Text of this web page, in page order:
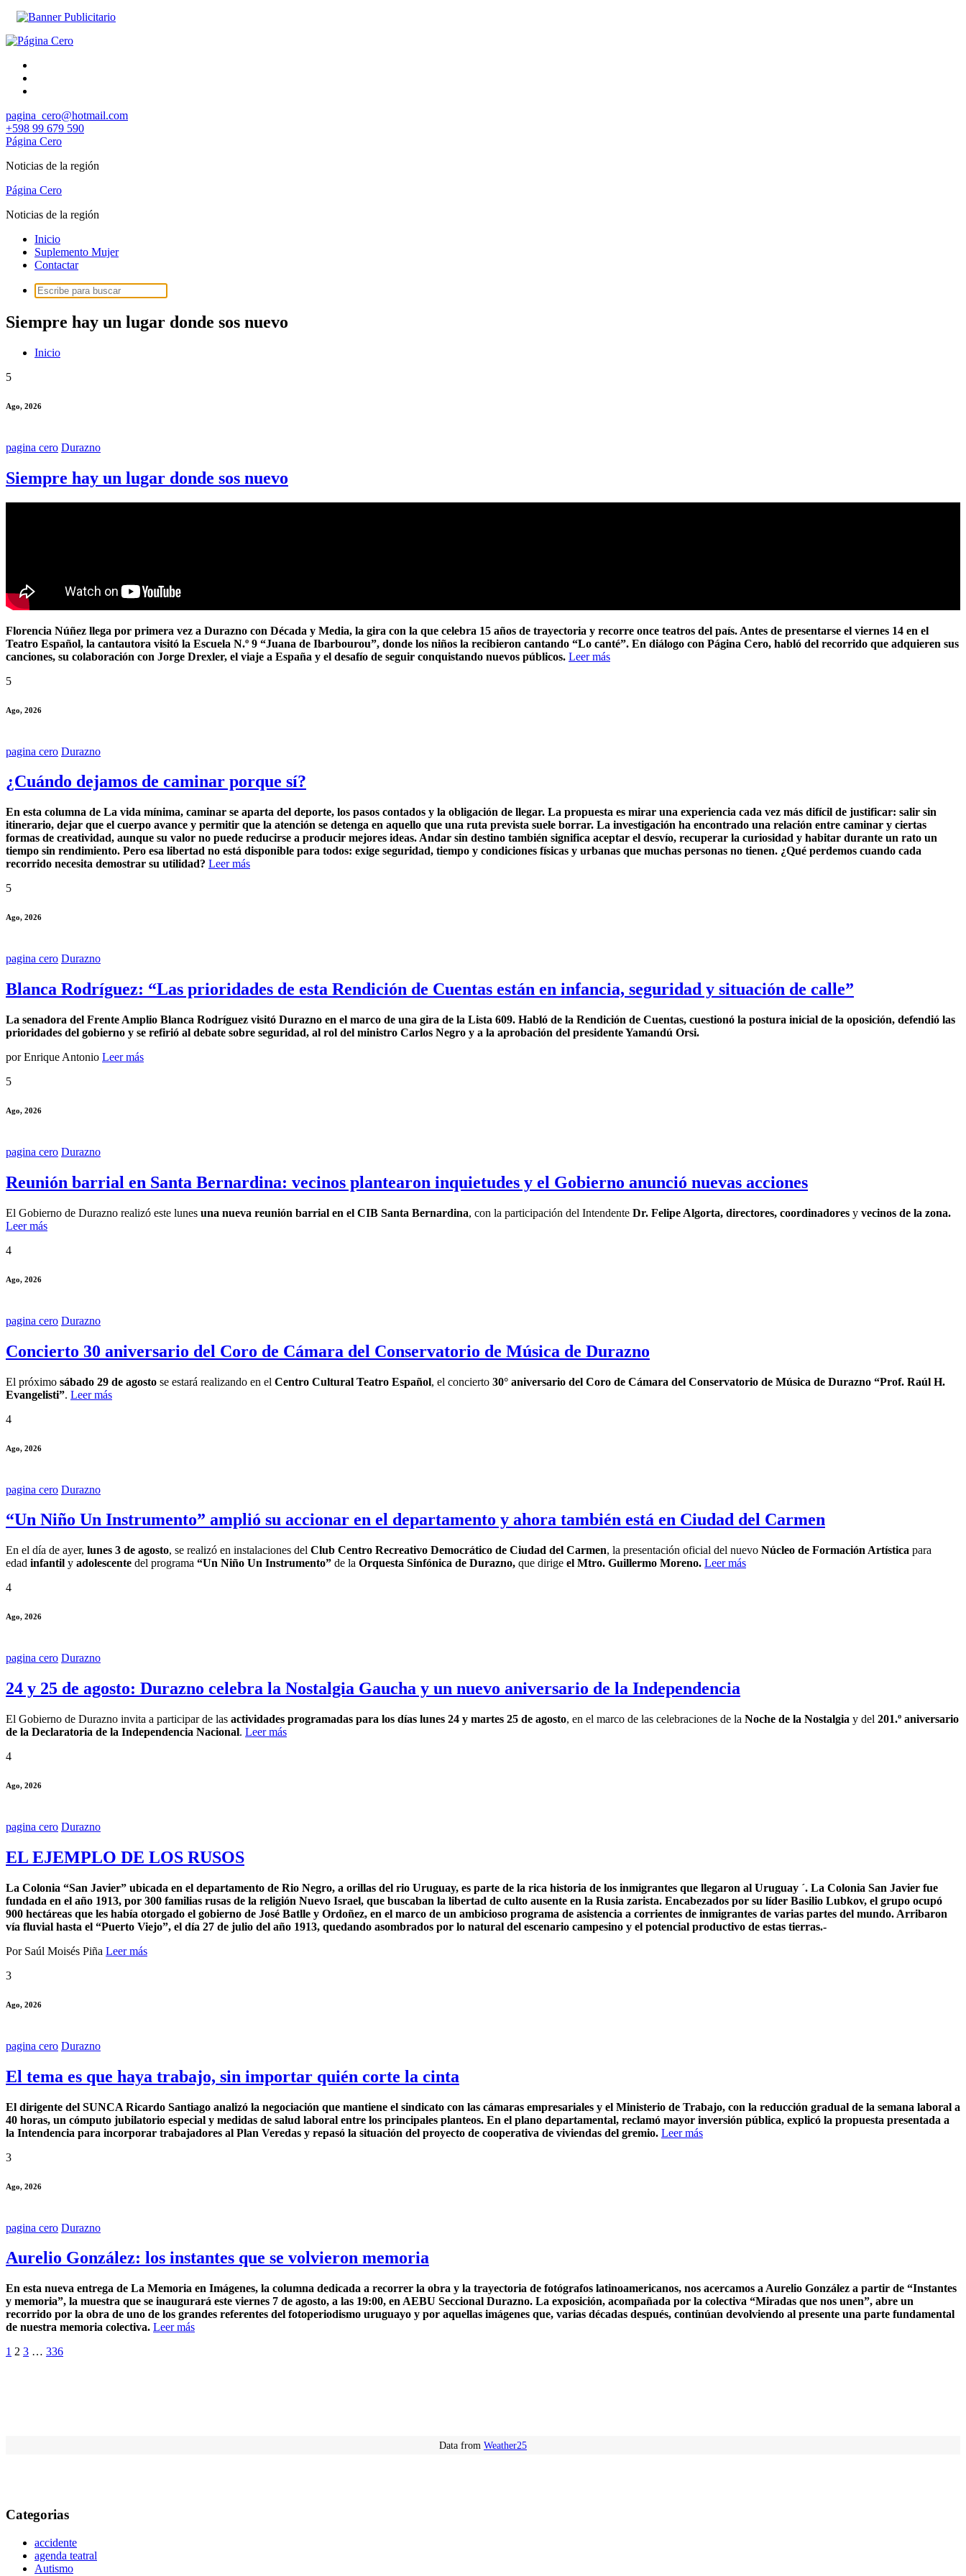
Saltar
contenido
pagina_cero@hotmail.com
+598 99 679 590
Página Cero
Noticias de la región
Página Cero
Noticias de la región
Inicio
Suplemento Mujer
Contactar
Buscar:
Siempre hay un lugar donde sos nuevo
Inicio
5
Ago, 2026
pagina cero Durazno
Siempre hay un lugar donde sos nuevo
Florencia Núñez llega por primera vez a Durazno con Década y Media, la gira con la que celebra 15 años de trayectoria y recorre once teatros del país. Antes de presentarse el viernes 14 en el
Teatro Español, la cantautora visitó la Escuela N.º 9 “Juana de Ibarbourou”, donde los niños la recibieron cantando “Lo canté”. En diálogo con Página Cero, habló del recorrido que adquieren sus
canciones, su colaboración con Jorge Drexler, el viaje a España y el desafío de seguir conquistando nuevos públicos. Leer más
5
Ago, 2026
pagina cero Durazno
¿Cuándo dejamos de caminar porque sí?
En esta columna de La vida mínima, caminar se aparta del deporte, los pasos contados y la obligación de llegar. La propuesta es mirar una experiencia cada vez más difícil de justificar: salir sin
itinerario, dejar que el cuerpo avance y permitir que la atención se detenga en aquello que una ruta prevista suele borrar. La investigación ha encontrado una relación entre caminar y ciertas
formas de creatividad, aunque su valor no puede reducirse a producir mejores ideas. Andar sin destino también significa aceptar el desvío, recuperar la curiosidad y habitar durante un rato un
tiempo sin rendimiento. Pero esa libertad no está disponible para todos: exige seguridad, tiempo y condiciones físicas y urbanas que muchas personas no tienen. ¿Qué perdemos cuando cada
recorrido necesita demostrar su utilidad? Leer más
5
Ago, 2026
pagina cero Durazno
Blanca Rodríguez: “Las prioridades de esta Rendición de Cuentas están en infancia, seguridad y situación de calle”
La senadora del Frente Amplio Blanca Rodríguez visitó Durazno en el marco de una gira de la Lista 609. Habló de la Rendición de Cuentas, cuestionó la postura inicial de la oposición, defendió las
prioridades del gobierno y se refirió al debate sobre seguridad, al rol del ministro Carlos Negro y a la aprobación del presidente Yamandú Orsi.
por Enrique Antonio Leer más
5
Ago, 2026
pagina cero Durazno
Reunión barrial en Santa Bernardina: vecinos plantearon inquietudes y el Gobierno anunció nuevas acciones
El Gobierno de Durazno realizó este lunes una nueva reunión barrial en el CIB Santa Bernardina, con la participación del Intendente Dr. Felipe Algorta, directores, coordinadores y vecinos de la zona.
Leer más
4
Ago, 2026
pagina cero Durazno
Concierto 30 aniversario del Coro de Cámara del Conservatorio de Música de Durazno
El próximo sábado 29 de agosto se estará realizando en el Centro Cultural Teatro Español, el concierto 30° aniversario del Coro de Cámara del Conservatorio de Música de Durazno “Prof. Raúl H.
Evangelisti”. Leer más
4
Ago, 2026
pagina cero Durazno
“Un Niño Un Instrumento” amplió su accionar en el departamento y ahora también está en Ciudad del Carmen
En el día de ayer, lunes 3 de agosto, se realizó en instalaciones del Club Centro Recreativo Democrático de Ciudad del Carmen, la presentación oficial del nuevo Núcleo de Formación Artística para
edad infantil y adolescente del programa “Un Niño Un Instrumento” de la Orquesta Sinfónica de Durazno, que dirige el Mtro. Guillermo Moreno. Leer más
4
Ago, 2026
pagina cero Durazno
24 y 25 de agosto: Durazno celebra la Nostalgia Gaucha y un nuevo aniversario de la Independencia
El Gobierno de Durazno invita a participar de las actividades programadas para los días lunes 24 y martes 25 de agosto, en el marco de las celebraciones de la Noche de la Nostalgia y del 201.º aniversario
de la Declaratoria de la Independencia Nacional. Leer más
4
Ago, 2026
pagina cero Durazno
EL EJEMPLO DE LOS RUSOS
La Colonia “San Javier” ubicada en el departamento de Rio Negro, a orillas del rio Uruguay, es parte de la rica historia de los inmigrantes que llegaron al Uruguay ´. La Colonia San Javier fue
fundada en el año 1913, por 300 familias rusas de la religión Nuevo Israel, que buscaban la libertad de culto ausente en la Rusia zarista. Encabezados por su líder Basilio Lubkov, el grupo ocupó
900 hectáreas que les había otorgado el gobierno de José Batlle y Ordoñez, en el marco de un ambicioso programa de asistencia a corrientes de inmigrantes de varias partes del mundo. Arribaron
vía fluvial hasta el “Puerto Viejo”, el día 27 de julio del año 1913, quedando asombrados por lo natural del escenario campesino y el potencial productivo de estas tierras.-
Por Saúl Moisés Piña Leer más
3
Ago, 2026
pagina cero Durazno
El tema es que haya trabajo, sin importar quién corte la cinta
El dirigente del SUNCA Ricardo Santiago analizó la negociación que mantiene el sindicato con las cámaras empresariales y el Ministerio de Trabajo, con la reducción gradual de la semana laboral a
40 horas, un cómputo jubilatorio especial y medidas de salud laboral entre los principales planteos. En el plano departamental, reclamó mayor inversión pública, explicó la propuesta presentada a
la Intendencia para incorporar trabajadores al Plan Veredas y repasó la situación del proyecto de cooperativa de viviendas del gremio. Leer más
3
Ago, 2026
pagina cero Durazno
Aurelio González: los instantes que se volvieron memoria
En esta nueva entrega de La Memoria en Imágenes, la columna dedicada a recorrer la obra y la trayectoria de fotógrafos latinoamericanos, nos acercamos a Aurelio González a partir de “Instantes
y memoria”, la muestra que se inaugurará este viernes 7 de agosto, a las 19:00, en AEBU Seccional Durazno. La exposición, acompañada por la colectiva “Miradas que nos unen”, abre un
recorrido por la obra de uno de los grandes referentes del fotoperiodismo uruguayo y por aquellas imágenes que, varias décadas después, continúan devolviendo al presente una parte fundamental
de nuestra memoria colectiva. Leer más
Paginación
1 2 3 … 336
Data from Weather25
Categorias
accidente
agenda teatral
Autismo